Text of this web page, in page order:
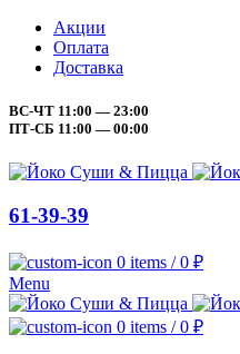
Акции
Оплата
Доставка
ВС-ЧТ 11:00 — 23:00
ПТ-СБ 11:00 — 00:00
61-39-39
0 items / 0 ₽
Menu
0 items / 0 ₽